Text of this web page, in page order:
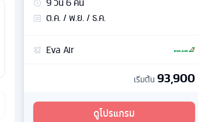
ต.ค. / พ.ย. / ธ.ค.
Eva Air
เริ่มต้น 93,900
ดูโปรแกรม